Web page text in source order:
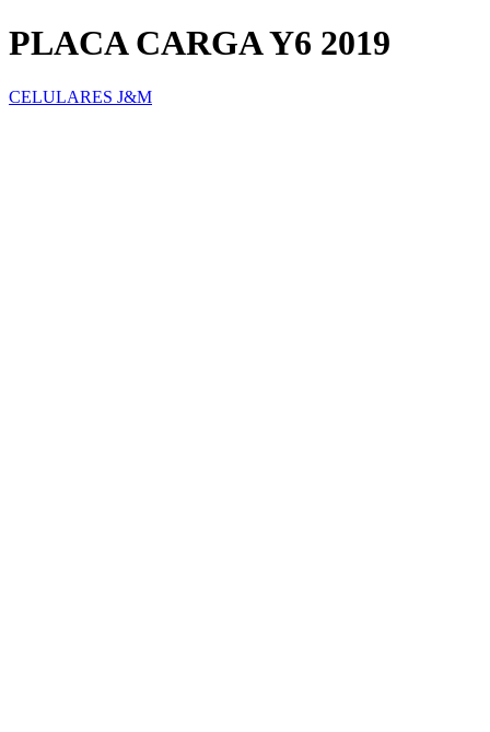
PLACA CARGA Y6 2019
CELULARES J&M